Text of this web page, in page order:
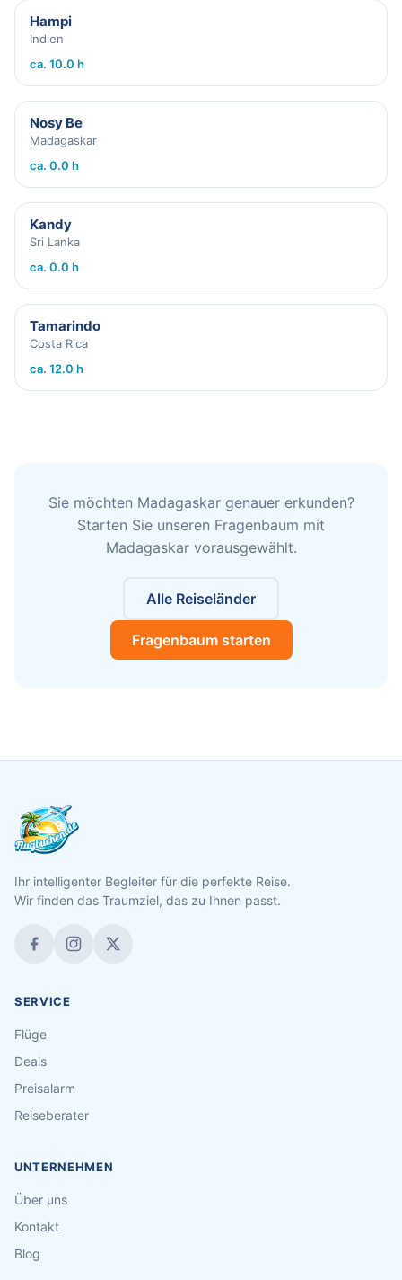
Hampi
Indien
ca. 10.0 h
Nosy Be
Madagaskar
ca. 0.0 h
Kandy
Sri Lanka
ca. 0.0 h
Tamarindo
Costa Rica
ca. 12.0 h
Sie möchten Madagaskar genauer erkunden?
Starten Sie unseren Fragenbaum mit
Madagaskar vorausgewählt.
Alle Reiseländer
Fragenbaum starten
Ihr intelligenter Begleiter für die perfekte Reise.
Wir finden das Traumziel, das zu Ihnen passt.
SERVICE
Flüge
Deals
Preisalarm
Reiseberater
UNTERNEHMEN
Über uns
Kontakt
Blog